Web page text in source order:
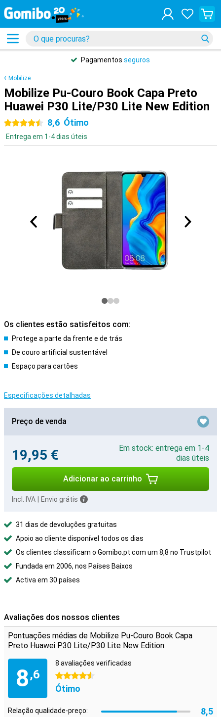
Pagamentos seguros
Mobilize
Mobilize Pu-Couro Book Capa Preto
Huawei P30 Lite/P30 Lite New Edition
4.5 estrelas
8,6 Ótimo
Entrega em 1-4 dias úteis
Os clientes estão satisfeitos com:
Protege a parte da frente e de trás
De couro artificial sustentável
Espaço para cartões
Especificações detalhadas
Preço de venda
19,95 €
Em stock: entrega em 1-4
dias úteis
Adicionar ao carrinho
Incl. IVA Envio grátis
31 dias de devoluções gratuitas
Apoio ao cliente disponível todos os dias
Os clientes classificam o Gomibo.pt com um 8,8 no Trustpilot
Fundada em 2006, nos Países Baixos
Activa em 30 países
Avaliações dos nossos clientes
Pontuações médias de Mobilize Pu-Couro Book Capa
Preto Huawei P30 Lite/P30 Lite New Edition:
8,6
8 avaliações verificadas
4.5 estrelas
Ótimo
Relação qualidade-preço: 8,5